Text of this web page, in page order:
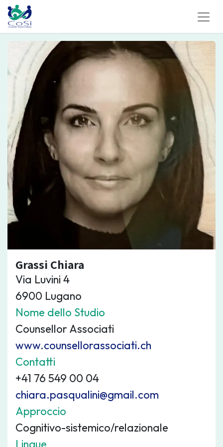
Grassi Chiara
Via Luvini 4
6900 Lugano
Nome dello Studio
Counsellor Associati
www.counsellorassociati.ch
Contatti
+41 76 549 00 04
chiara.pasqualini@gmail.com
Approccio
Cognitivo-sistemico/relazionale
Lingue